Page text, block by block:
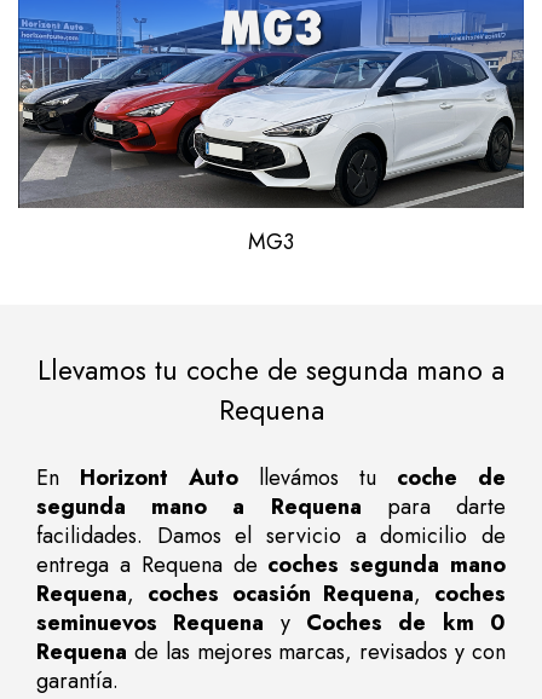
MG3
Llevamos tu coche de segunda mano a
Requena
En Horizont Auto llevámos tu coche de
segunda mano a Requena para darte
facilidades. Damos el servicio a domicilio de
entrega a Requena de coches segunda mano
Requena, coches ocasión Requena, coches
seminuevos Requena y Coches de km 0
Requena de las mejores marcas, revisados y con
garantía.